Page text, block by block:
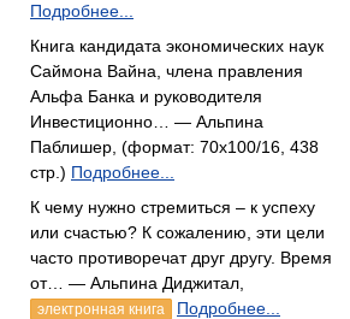
Подробнее...
Книга кандидата экономических наук
Саймона Вайна, члена правления
Альфа Банка и руководителя
Инвестиционно… — Альпина
Паблишер, (формат: 70x100/16, 438
стр.) Подробнее...
К чему нужно стремиться – к успеху
или счастью? К сожалению, эти цели
часто противоречат друг другу. Время
от… — Альпина Диджитал,
электронная книга
Подробнее...